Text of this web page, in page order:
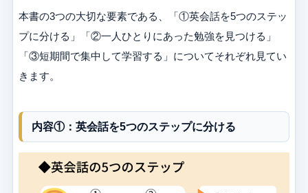
本書の3つの大切な要素である、「①英会話を5つのステッ
プに分ける」「②一人ひとりにあった勉強を見つける」
「③短期間で集中して学習する」についてそれぞれ見てい
きます。
内容①：英会話を5つのステップに分ける